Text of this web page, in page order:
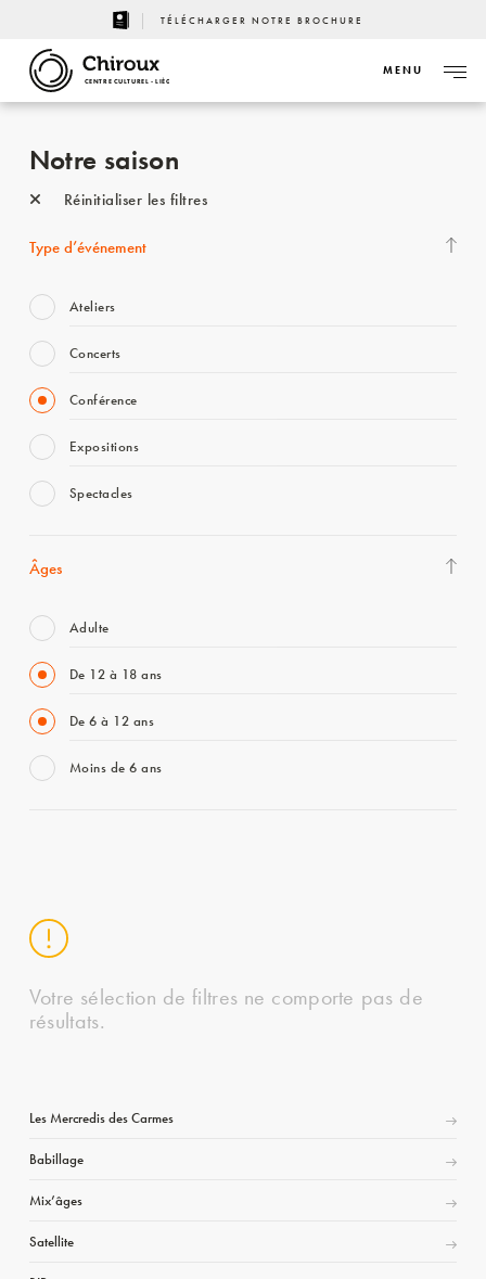
TÉLÉCHARGER NOTRE BROCHURE
CENTRE CULTUREL - LIÈGE
MENU
Notre saison
Réinitialiser les filtres
Type d’événement
Ateliers
Concerts
Conférence
Expositions
Spectacles
Âges
Adulte
De 12 à 18 ans
De 6 à 12 ans
Moins de 6 ans
Votre sélection de filtres ne comporte pas de
résultats.
Les Mercredis des Carmes
Babillage
Mix’âges
Satellite